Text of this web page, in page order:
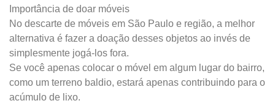
Importância de doar móveis
No descarte de móveis em São Paulo e região, a melhor
alternativa é fazer a doação desses objetos ao invés de
simplesmente jogá-los fora.
Se você apenas colocar o móvel em algum lugar do bairro,
como um terreno baldio, estará apenas contribuindo para o
acúmulo de lixo.